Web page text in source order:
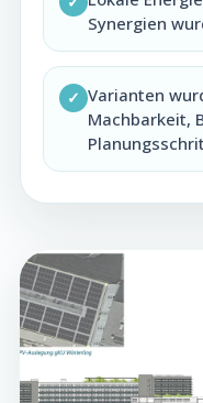
Synergien
✓ Varianten
Machbarkeit,